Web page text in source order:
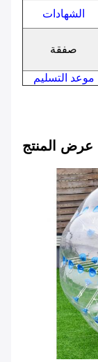
الشهادات
صفقة
موعد التسليم
عرض المنتج